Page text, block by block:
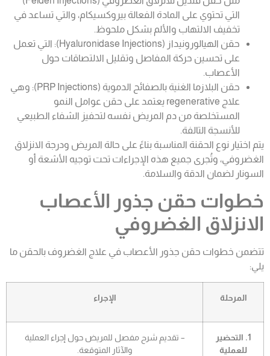
التي تحتوي على المادة الفعالة بيروكسيكام، والتي تساعد في
تخفيف الالتهاب والألم بشكل ملحوظ.
حقن الهيالورونيداز (Hyaluronidase Injections): التي تعمل
على تحسين حركة المفاصل وتقليل الالتصاقات حول
الأعصاب.
حقن البلازما الغنية بالصفائح الدموية (PRP Injections): وهي
علاج regenerative يعتمد على حقن عوامل النمو
المستخلصة من دم المريض نفسه لتحفيز الشفاء الطبيعي
للأنسجة التالفة.
يتم اختيار نوع الحقنة المناسبة بناءً على حالة المريض ودرجة الانزلاق
الغضروفي، وتُجرى جميع هذه الإجراءات تحت توجيه الأشعة أو
السونار لضمان الدقة والسلامة.
خطوات حقن جذور الأعصاب
الانزلاق الغضروفي
تتضمن خطوات حقن جذور الأعصاب في علاج الغضروف بالحقن ما
يلي:
المرحلة الإجراء
1. التحضير
للعملية
– تقديم شرح مفصل للمريض حول إجراء العملية
والآثار المتوقعة.